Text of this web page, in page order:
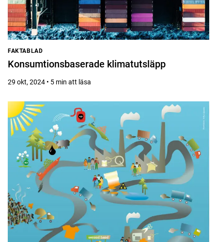
FAKTABLAD
Konsumtionsbaserade klimatutsläpp
29 okt, 2024 • 5 min att läsa